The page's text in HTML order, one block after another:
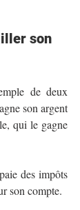
son
de deux
son argent
qui le gagne
des impôts
son compte.